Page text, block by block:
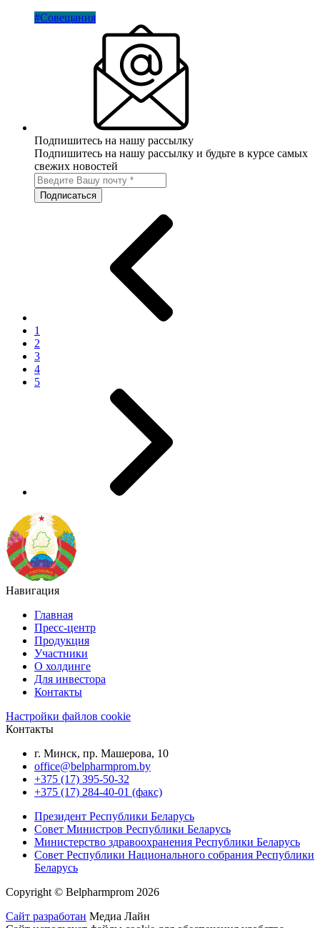
#Совещания
Подпишитесь на нашу рассылку
Подпишитесь на нашу рассылку и будьте в курсе самых
свежих новостей
1
2
3
4
5
Навигация
Главная
Пресс-центр
Продукция
Участники
О холдинге
Для инвестора
Контакты
Настройки файлов cookie
Контакты
г. Минск, пр. Машерова, 10
office@belpharmprom.by
+375 (17) 395-50-32
+375 (17) 284-40-01 (факс)
Президент Республики Беларусь
Совет Министров Республики Беларусь
Министерство здравоохранения Республики Беларусь
Совет Республики Национального собрания Республики
Беларусь
Copyright © Belpharmprom 2026
Сайт разработан Медиа Лайн